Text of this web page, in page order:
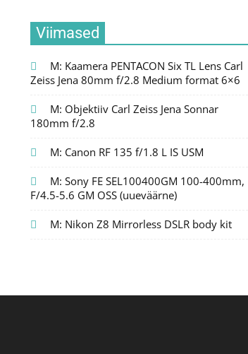
Viimased
M: Kaamera PENTACON Six TL Lens Carl
Zeiss Jena 80mm f/2.8 Medium format 6×6
M: Objektiiv Carl Zeiss Jena Sonnar
180mm f/2.8
M: Canon RF 135 f/1.8 L IS USM
M: Sony FE SEL100400GM 100-400mm,
F/4.5-5.6 GM OSS (uueväärne)
M: Nikon Z8 Mirrorless DSLR body kit